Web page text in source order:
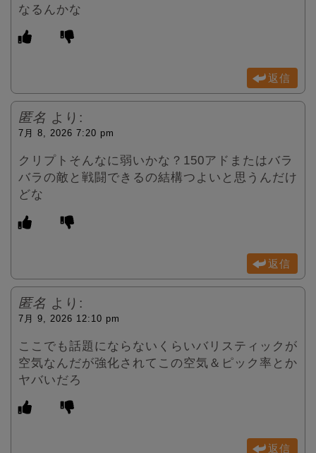
なるんかな
返信
匿名 より:
7月 8, 2026 7:20 pm
クリプトそんなに弱いかな？150アドまたはバラ
バラの敵と戦闘できるの結構つよいと思うんだけ
どな
返信
匿名 より:
7月 9, 2026 12:10 pm
ここでも話題にならないくらいバリスティックが
空気なんだが強化されてこの空気＆ピック率とか
ヤバいだろ
返信